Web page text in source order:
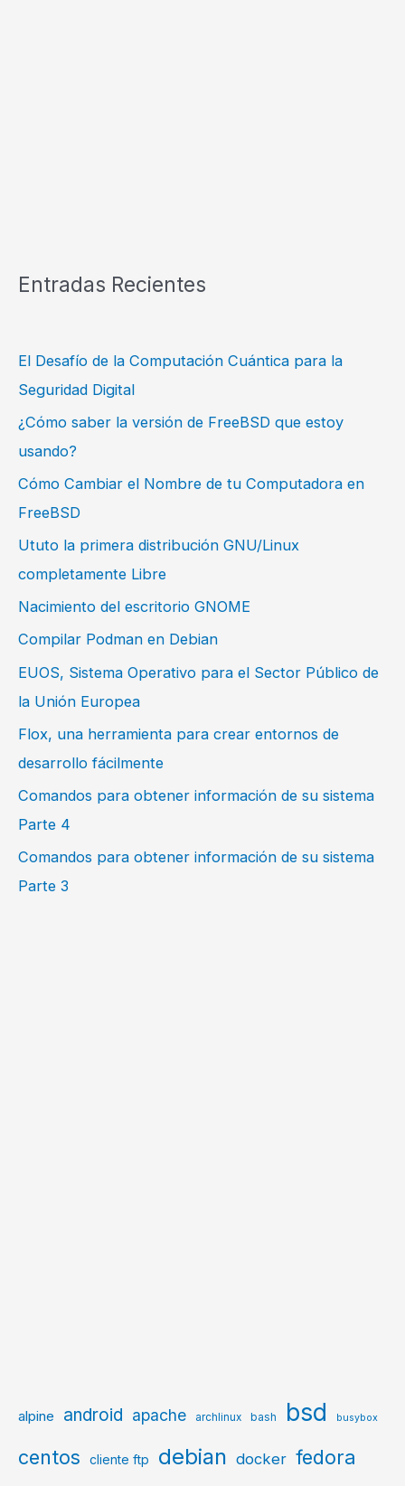
Entradas Recientes
El Desafío de la Computación Cuántica para la
Seguridad Digital
¿Cómo saber la versión de FreeBSD que estoy
usando?
Cómo Cambiar el Nombre de tu Computadora en
FreeBSD
Ututo la primera distribución GNU/Linux
completamente Libre
Nacimiento del escritorio GNOME
Compilar Podman en Debian
EUOS, Sistema Operativo para el Sector Público de
la Unión Europea
Flox, una herramienta para crear entornos de
desarrollo fácilmente
Comandos para obtener información de su sistema
Parte 4
Comandos para obtener información de su sistema
Parte 3
alpine android apache archlinux bash bsd busybox
centos cliente ftp debian docker fedora